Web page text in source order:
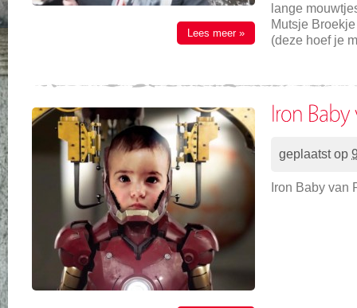
Lees meer »
lange
Mutsje
(deze hoef je
geplaatst op
Iron Baby